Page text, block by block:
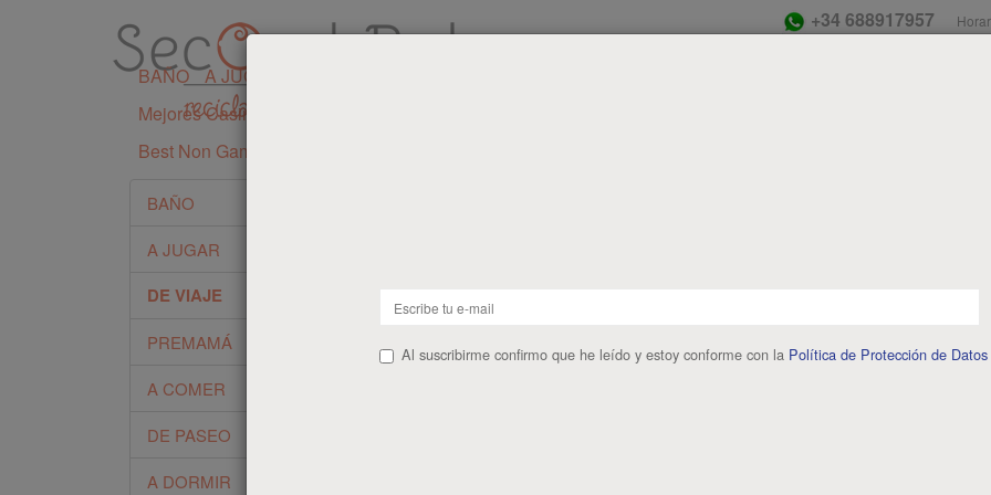
BAÑO A JUGAR
Mejores Casinos Sin Licencia En España
Best Non Gamstop Casinos UK
+34 688917957
Viajar con un recién nacido es prácticamente imposible pero a
sentiréis mejor para ello. Es importante estar bien preparados para no
cosas más importantes al viajar con bebes/niños es sentirnos cómodos.
pueden disfrutar igual que los padres durante un viaje
por lo que no es necesario que los padres renuncien a su afición de
imposible valiendo totalmente la pena y constituyendo una experiencia
Hay que tener en cuenta que el ritmo del viaje tiene que adecuarse
está acostumbrado. Sacarlo de esa rutina es exponerse a un
En muchos hoteles disponen de alquiler de cunas pero resulta más
BAÑO
A JUGAR
DE VIAJE
PREMAMÁ
A COMER
DE PASEO
A DORMIR
Al suscribirme confirmo que he leído y estoy conforme con la Política de Protección de Datos